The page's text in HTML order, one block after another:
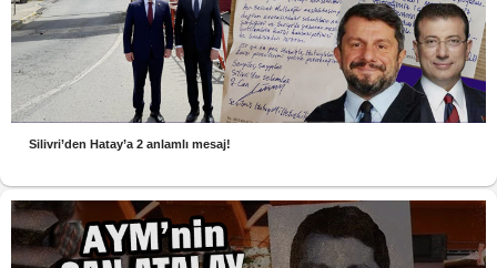
Silivri’den Hatay’a 2 anlamlı mesaj!